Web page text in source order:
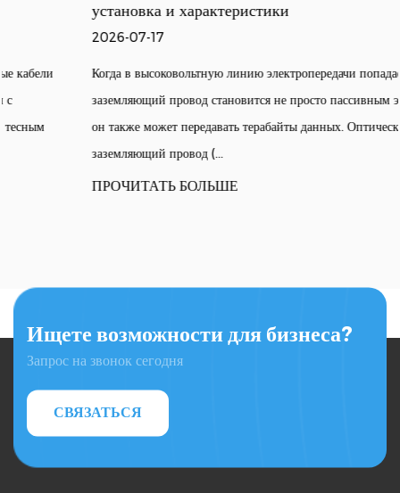
установка и характеристики
Когда в высоковольтную линию электропередачи попадает молния,
заземляющий провод становится не просто пассивным экраном —
он также может передавать терабайты данных. Оптический
заземляющий провод (...
ПРОЧИТАТЬ БОЛЬШЕ
Ищете возможности для бизнеса?
Запрос на звонок сегодня
СВЯЗАТЬСЯ